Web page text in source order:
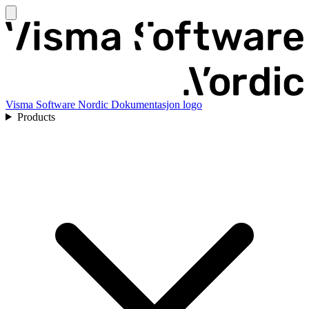
Visma Software Nordic Dokumentasjon logo
Products